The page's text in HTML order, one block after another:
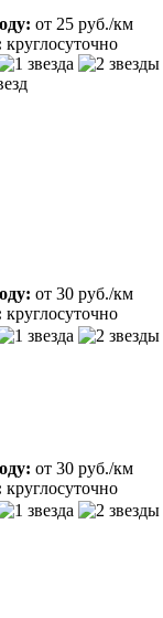
от 25 руб./км
круглосуточно
от 30 руб./км
круглосуточно
от 30 руб./км
круглосуточно